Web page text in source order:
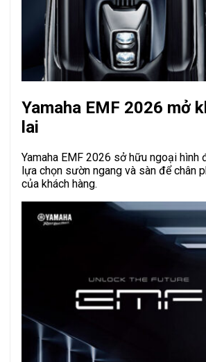
Yamaha EMF 2026 mở
lai
Yamaha EMF 2026 sở hữu ngoại hình
lựa chọn sườn ngang và sàn để chân
của khách hàng.